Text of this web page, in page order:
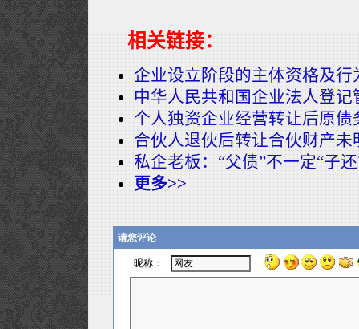
相关链接：
企业设立阶段的主体资格及行
中华人民共和国企业法人登记
个人独资企业经营转让后原债
合伙人退伙后转让合伙财产
私企老板：“父债”不一定“子还
更多>>